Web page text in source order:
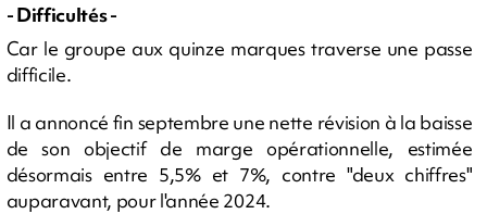
- Difficultés -
Car le groupe aux quinze marques traverse une passe
difficile.
Il a annoncé fin septembre une nette révision à la baisse
de son objectif de marge opérationnelle, estimée
désormais entre 5,5% et 7%, contre "deux chiffres"
auparavant, pour l'année 2024.